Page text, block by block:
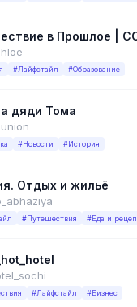
в Прошлое |
#Лайфстайл #Образование
дяди Тома
#Новости #История
Отдых и жильё
#Путешествия #Еда и
#Лайфстайл #Бизнес